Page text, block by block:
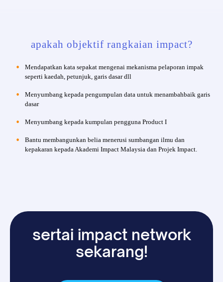
apakah objektif rangkaian impact?
Mendapatkan kata sepakat mengenai mekanisma pelaporan impak
seperti kaedah, petunjuk, garis dasar dll
Menyumbang kepada pengumpulan data untuk menambahbaik garis
dasar
Menyumbang kepada kumpulan pengguna Product I
Bantu membangunkan belia menerusi sumbangan ilmu dan
kepakaran kepada Akademi Impact Malaysia dan Projek Impact.
sertai impact network
sekarang!